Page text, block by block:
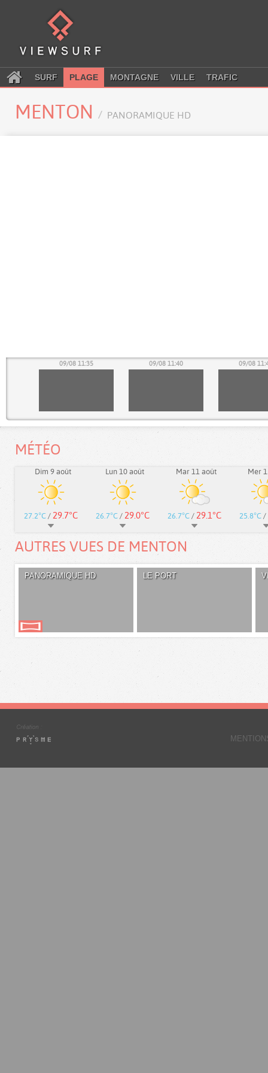
SURF PLAGE MONTAGNE VILLE TRAFIC
MENTON PANORAMIQUE HD
09/08 11:35 09/08 11:40 09/08
MÉTÉO
Dim 9 août
27.2°C / 29.7°C
Lun 10 août
26.7°C / 29.0°C
Mar 11 août
26.7°C / 29.1°C
Mer
25.8°C /
AUTRES VUES DE MENTON
PANORAMIQUE HD LE PORT